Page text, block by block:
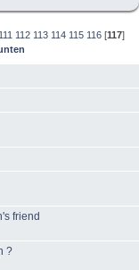
111 112 113 114 115 116 [117]
friend
?